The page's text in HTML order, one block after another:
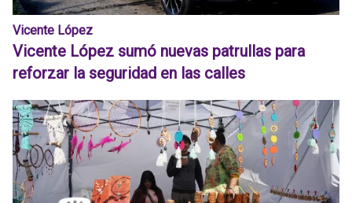
Vicente López
Vicente López sumó nuevas patrullas para
reforzar la seguridad en las calles